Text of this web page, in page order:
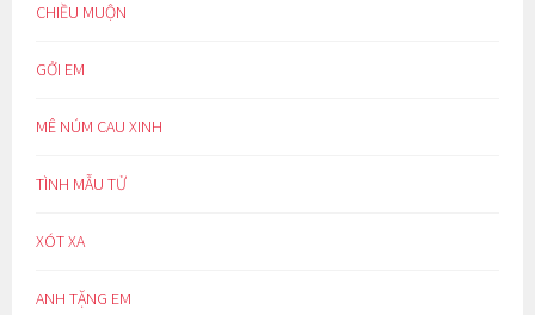
CHIỀU MUỘN
GỞI EM
MÊ NÚM CAU XINH
TÌNH MẪU TỬ
XÓT XA
ANH TẶNG EM